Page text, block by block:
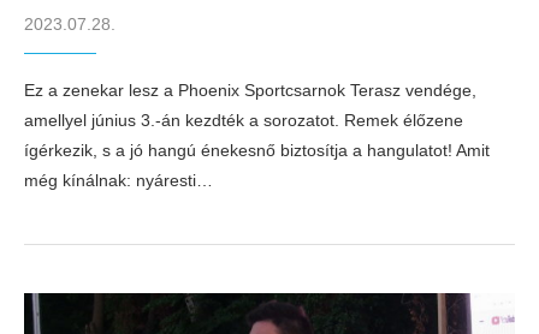
2023.07.28.
Ez a zenekar lesz a Phoenix Sportcsarnok Terasz vendége,
amellyel június 3.-án kezdték a sorozatot. Remek élőzene
ígérkezik, s a jó hangú énekesnő biztosítja a hangulatot! Amit
még kínálnak: nyáresti…